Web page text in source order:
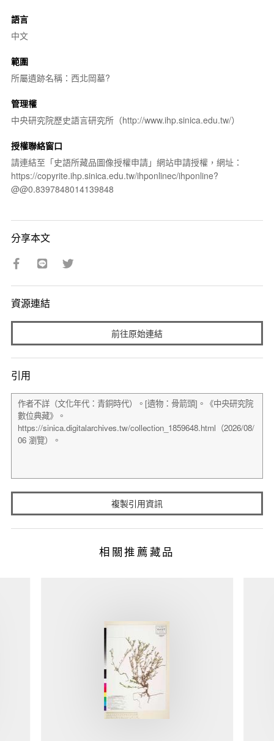
語言
中文
範圍
所屬遺跡名稱：西北岡墓?
管理權
中央研究院歷史語言研究所（http://www.ihp.sinica.edu.tw/）
授權聯絡窗口
請連結至「史語所藏品圖像授權申請」網站申請授權，網址：
https://copyrite.ihp.sinica.edu.tw/ihponlinec/ihponline?
@@0.8397848014139848
分享本文
資源連結
前往原始連結
引用
複製引用資訊
相關推薦藏品